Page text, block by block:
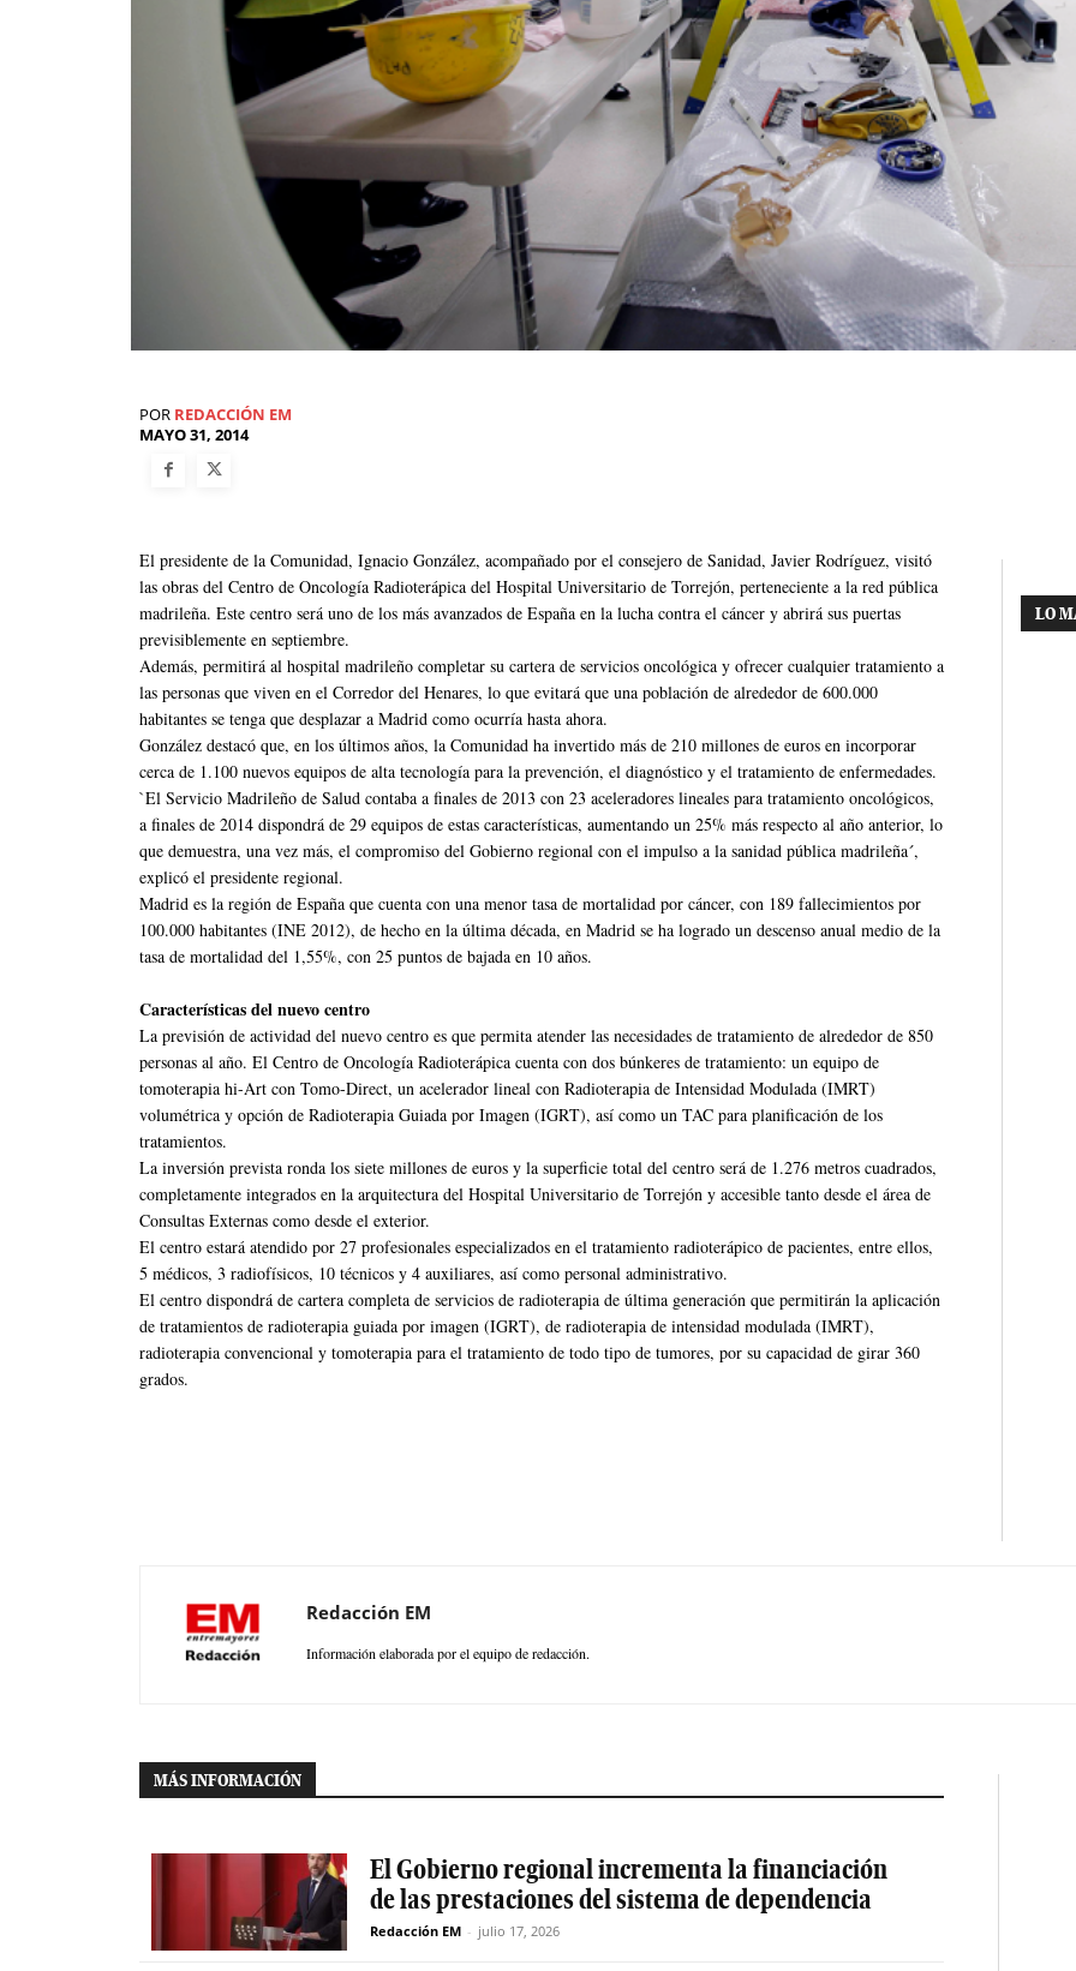
POR REDACCIÓN EM
MAYO 31, 2014
El presidente de la Comunidad, Ignacio González, acompañado por el consejero de Sanidad, Javier Rodríguez, visitó
las obras del Centro de Oncología Radioterápica del Hospital Universitario de Torrejón, perteneciente a la red pública
madrileña. Este centro será uno de los más avanzados de España en la lucha contra el cáncer y abrirá sus puertas
previsiblemente en septiembre.
Además, permitirá al hospital madrileño completar su cartera de servicios oncológica y ofrecer cualquier tratamiento a
las personas que viven en el Corredor del Henares, lo que evitará que una población de alrededor de 600.000
habitantes se tenga que desplazar a Madrid como ocurría hasta ahora.
González destacó que, en los últimos años, la Comunidad ha invertido más de 210 millones de euros en incorporar
cerca de 1.100 nuevos equipos de alta tecnología para la prevención, el diagnóstico y el tratamiento de enfermedades.
`El Servicio Madrileño de Salud contaba a finales de 2013 con 23 aceleradores lineales para tratamiento oncológicos,
a finales de 2014 dispondrá de 29 equipos de estas características, aumentando un 25% más respecto al año anterior, lo
que demuestra, una vez más, el compromiso del Gobierno regional con el impulso a la sanidad pública madrileña´,
explicó el presidente regional.
Madrid es la región de España que cuenta con una menor tasa de mortalidad por cáncer, con 189 fallecimientos por
100.000 habitantes (INE 2012), de hecho en la última década, en Madrid se ha logrado un descenso anual medio de la
tasa de mortalidad del 1,55%, con 25 puntos de bajada en 10 años.
Características del nuevo centro
La previsión de actividad del nuevo centro es que permita atender las necesidades de tratamiento de alrededor de 850
personas al año. El Centro de Oncología Radioterápica cuenta con dos búnkeres de tratamiento: un equipo de
tomoterapia hi-Art con Tomo-Direct, un acelerador lineal con Radioterapia de Intensidad Modulada (IMRT)
volumétrica y opción de Radioterapia Guiada por Imagen (IGRT), así como un TAC para planificación de los
tratamientos.
La inversión prevista ronda los siete millones de euros y la superficie total del centro será de 1.276 metros cuadrados,
completamente integrados en la arquitectura del Hospital Universitario de Torrejón y accesible tanto desde el área de
Consultas Externas como desde el exterior.
El centro estará atendido por 27 profesionales especializados en el tratamiento radioterápico de pacientes, entre ellos,
5 médicos, 3 radiofísicos, 10 técnicos y 4 auxiliares, así como personal administrativo.
El centro dispondrá de cartera completa de servicios de radioterapia de última generación que permitirán la aplicación
de tratamientos de radioterapia guiada por imagen (IGRT), de radioterapia de intensidad modulada (IMRT),
radioterapia convencional y tomoterapia para el tratamiento de todo tipo de tumores, por su capacidad de girar 360
grados.
LO
Redacción EM
Información elaborada por el equipo de redacción.
MÁS INFORMACIÓN
El Gobierno regional incrementa la financiación
de las prestaciones del sistema de dependencia
Redacción EM - julio 17, 2026